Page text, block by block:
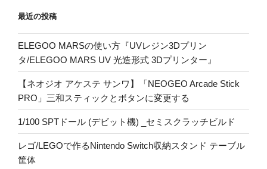
最近の投稿
ELEGOO MARSの使い方『UVレジン3Dプリン
タ/ELEGOO MARS UV 光造形式 3Dプリンター』
【ネオジオ アケステ サンワ】「NEOGEO Arcade Stick
PRO」三和スティックとボタンに変更する
1/100 SPTドール (デビット機) _セミスクラッチビルド
レゴ/LEGOで作るNintendo Switch収納スタンド テーブル
筐体